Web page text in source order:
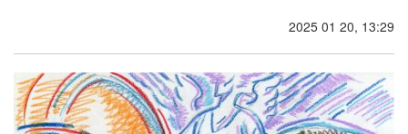
2025 01 20, 13:29